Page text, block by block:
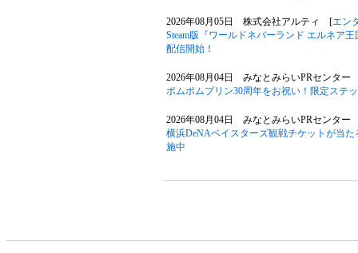
2026年08月05日 株式会社アルティ [エン
Steam版『ワールドネバーランド エルネア
配信開始！
2026年08月04日 みなとみらいPRセンタ
ポムポムプリン30周年をお祝い！限定ステ
2026年08月04日 みなとみらいPRセンタ
横浜DeNAベイスターズ観戦チケットが当
施中